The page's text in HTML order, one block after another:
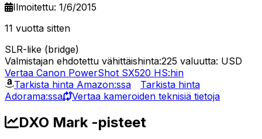
Ilmoitettu: 1/6/2015
11 vuotta sitten
SLR-like (bridge)
Valmistajan ehdotettu vähittäishinta:225 valuutta: USD
Vertaa Canon PowerShot SX520 HS:hin
Tarkista hinta Amazon:ssa
Tarkista hinta
Adorama:ssa
Vertaa kameroiden teknisiä tietoja
DXO Mark -pisteet